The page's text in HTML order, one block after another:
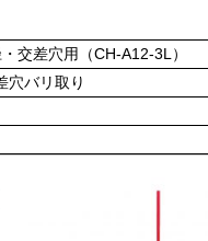
交差穴用（CH-A12-3L）
穴バリ取り